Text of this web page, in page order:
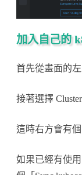
加入自己的
首先從畫面的
接著選擇
這時右方會有
如果已經有使